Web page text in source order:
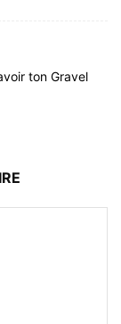
ton Gravel